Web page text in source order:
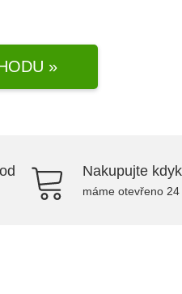
»
Nakupujte
máme otevřeno